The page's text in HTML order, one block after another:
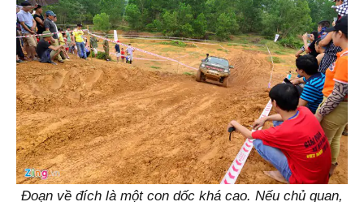
Đoạn về đích là một con dốc khá cao. Nếu chủ quan,